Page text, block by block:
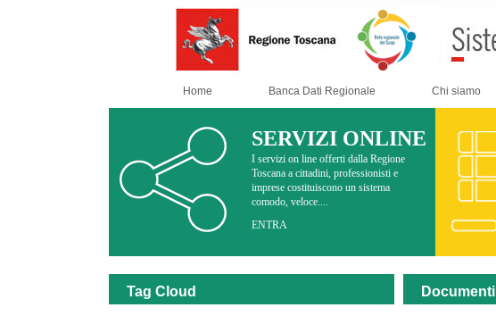
Home Banca Dati Regionale Chi siamo
SERVIZI ONLINE
I servizi on line offerti dalla Regione
Toscana a cittadini, professionisti e
imprese costituiscono un sistema
comodo, veloce....
ENTRA
Tag Cloud Documenti